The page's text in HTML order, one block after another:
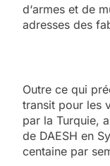
d‘armes et de
adresses des
Outre ce qui
transit pour les
par la Turquie,
de DAESH en
centaine par